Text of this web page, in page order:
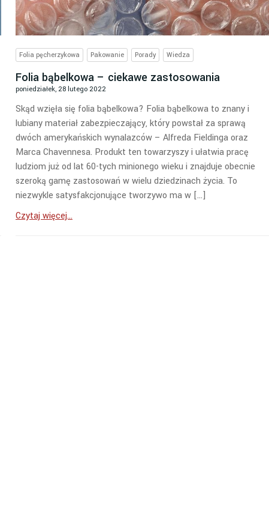
Folia pęcherzykowa Pakowanie Porady Wiedza
Folia bąbelkowa – ciekawe zastosowania
poniedziałek, 28 lutego 2022
Skąd wzięła się folia bąbelkowa? Folia bąbelkowa to znany i
lubiany materiał zabezpieczający, który powstał za sprawą
dwóch amerykańskich wynalazców – Alfreda Fieldinga oraz
Marca Chavennesa. Produkt ten towarzyszy i ułatwia pracę
ludziom już od lat 60-tych minionego wieku i znajduje obecnie
szeroką gamę zastosowań w wielu dziedzinach życia. To
niezwykle satysfakcjonujące tworzywo ma w […]
Czytaj więcej...